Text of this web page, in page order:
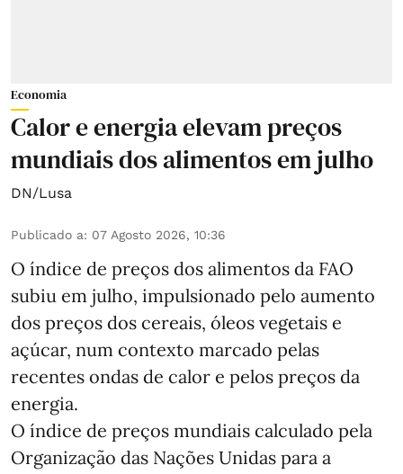
Economia
Calor e energia elevam preços
mundiais dos alimentos em julho
DN/Lusa
Publicado a: 07 Agosto 2026, 10:36
O índice de preços dos alimentos da FAO
subiu em julho, impulsionado pelo aumento
dos preços dos cereais, óleos vegetais e
açúcar, num contexto marcado pelas
recentes ondas de calor e pelos preços da
energia.
O índice de preços mundiais calculado pela
Organização das Nações Unidas para a